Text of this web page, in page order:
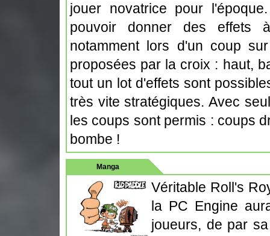
jouer novatrice pour
pouvoir donner des effets
notamment lors d'un coup
proposées par la croix : haut,
tout un lot d'effets sont
très vite stratégiques. Avec
les coups sont permis : coups
bombe !
Manga
Véritable Roll's
la PC Engine
joueurs, de par